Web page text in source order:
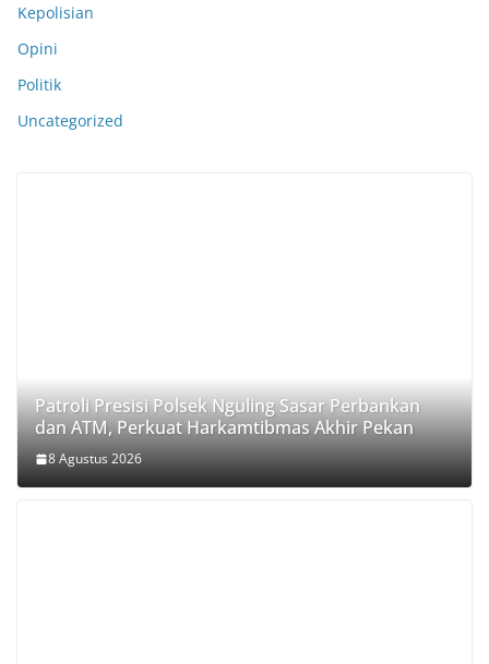
Kepolisian
Opini
Politik
Uncategorized
Patroli Presisi Polsek Nguling Sasar Perbankan
dan ATM, Perkuat Harkamtibmas Akhir Pekan
8 Agustus 2026